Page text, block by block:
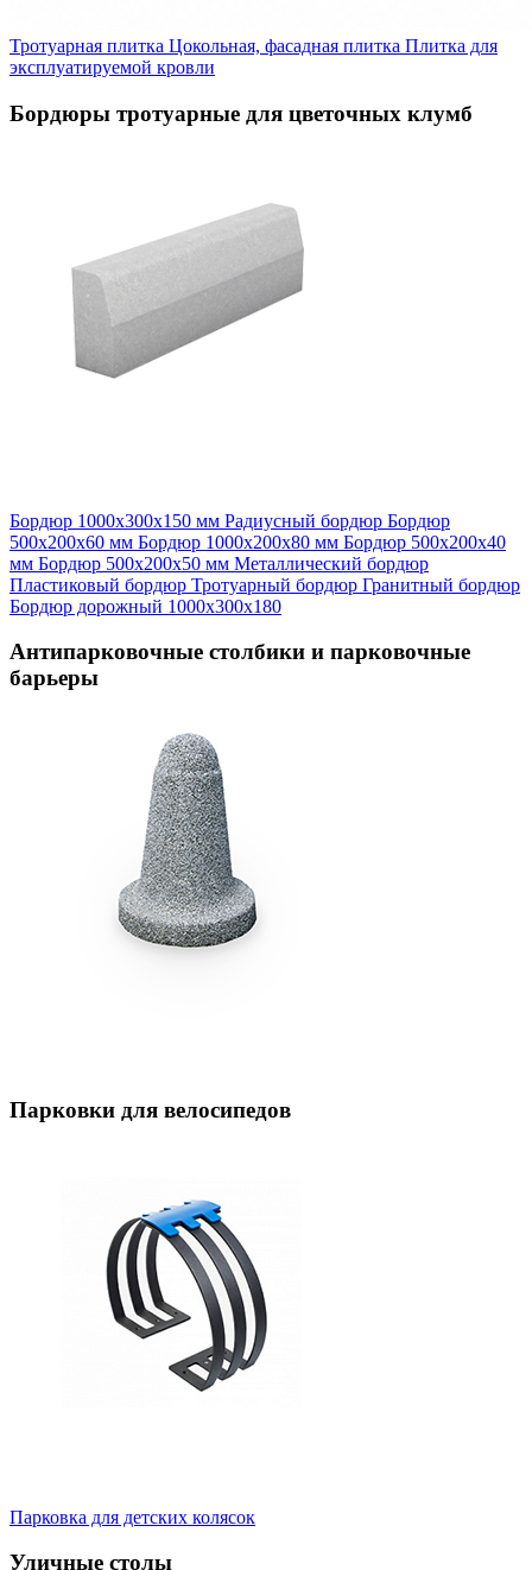
Тротуарная плитка Цокольная, фасадная плитка Плитка для
эксплуатируемой кровли
Бордюры тротуарные для цветочных клумб
Бордюр 1000х300х150 мм Радиусный бордюр Бордюр
500х200х60 мм Бордюр 1000х200х80 мм Бордюр 500х200х40
мм Бордюр 500х200х50 мм Металлический бордюр
Пластиковый бордюр Тротуарный бордюр Гранитный бордюр
Бордюр дорожный 1000х300х180
Антипарковочные столбики и парковочные
барьеры
Парковки для велосипедов
Парковка для детских колясок
Уличные столы